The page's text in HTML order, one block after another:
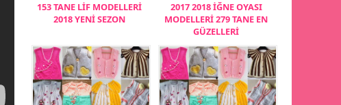
153 TANE LİF MODELLERİ
2018 YENİ SEZON
2017 2018 İĞNE OYASI
MODELLERİ 279 TANE EN
GÜZELLERİ